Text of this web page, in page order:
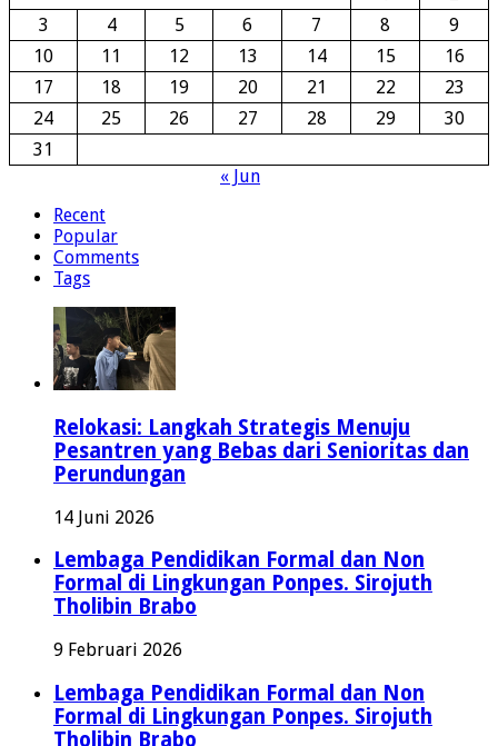
3
4 5 6 7 8
9
10
11 12 13 14 15
16
17
18 19 20 21 22
23
24
25 26 27 28 29
30
31
« Jun
Recent
Popular
Comments
Tags
Relokasi: Langkah Strategis Menuju
Pesantren yang Bebas dari Senioritas dan
Perundungan
14 Juni 2026
Lembaga Pendidikan Formal dan Non
Formal di Lingkungan Ponpes. Sirojuth
Tholibin Brabo
9 Februari 2026
Lembaga Pendidikan Formal dan Non
Formal di Lingkungan Ponpes. Sirojuth
Tholibin Brabo